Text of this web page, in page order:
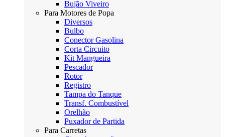
Bujão Viveiro
Para Motores de Popa
Diversos
Bulbo
Conector Gasolina
Corta Circuito
Kit Mangueira
Pescador
Rotor
Registro
Tampa do Tanque
Transf. Combustível
Orelhão
Puxador de Partida
Para Carretas